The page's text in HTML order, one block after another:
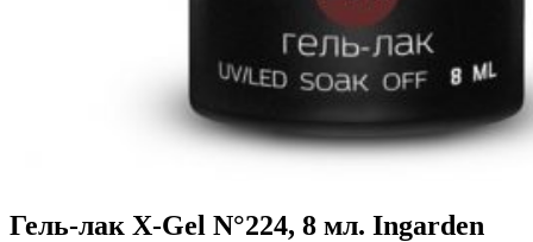
Гель-лак X-Gel N°224, 8 мл. Ingarden